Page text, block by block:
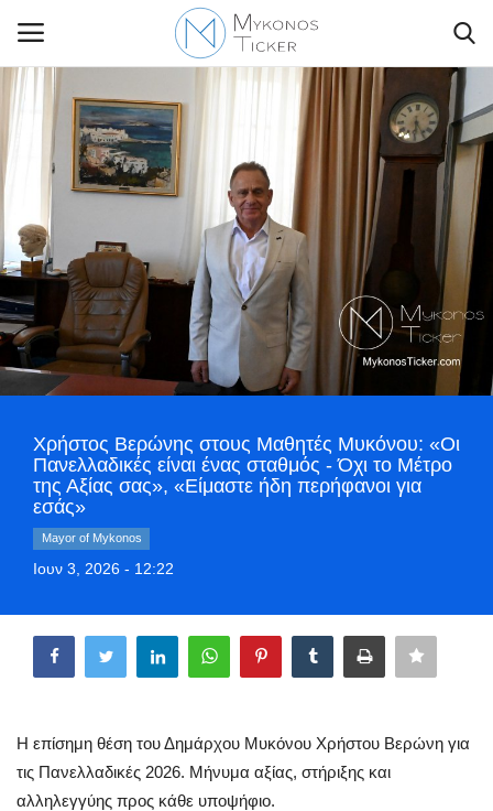
Contact Us
Politique
Business
Travel
World
Greece
Style Adorés
Entertainment
Mykonos
Mykonos Ticker TV
Sport
Χρήστος Βερώνης στους Μαθητές Μυκόνου: «Οι
Πανελλαδικές είναι ένας σταθμός - Όχι το Μέτρο
της Αξίας σας», «Είμαστε ήδη περήφανοι για
εσάς»
Mayor of Mykonos
Ιουν 3, 2026 - 12:22
Η επίσημη θέση του Δημάρχου Μυκόνου Χρήστου Βερώνη για
τις Πανελλαδικές 2026. Μήνυμα αξίας, στήριξης και
αλληλεγγύης προς κάθε υποψήφιο.